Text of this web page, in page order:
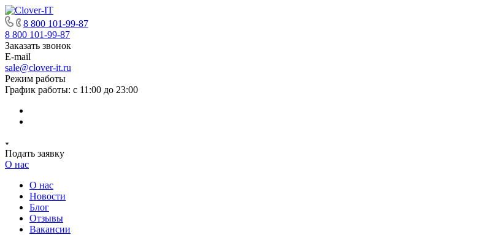
8 800 101-99-87
8 800 101-99-87
Заказать звонок
E-mail
sale@clover-it.ru
Режим работы
График работы: с 11:00 до 23:00
Подать заявку
О нас
О нас
Новости
Блог
Отзывы
Вакансии